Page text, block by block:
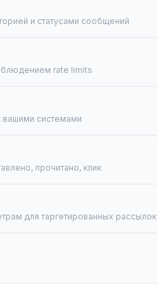
и статусами сообщений
rate limits
вашими системами
прочитано, клик
для таргетированных рассылок